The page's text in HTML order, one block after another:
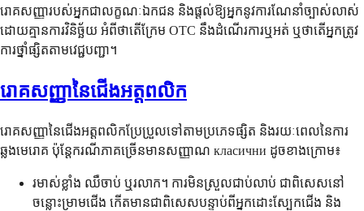
រោគសញ្ញារបស់អ្នកជាលក្ខណៈឯកជន និងផ្តល់ឱ្យអ្នកនូវការណែនាំច្បាស់លាស់
ដោយគ្មានការវិនិច្ឆ័យ អំពីថាតើក្រែម OTC នឹងដំណើរការឬអត់ ឬថាតើអ្នកត្រូវ
ការថ្នាំផ្សិតតាមវេជ្ជបញ្ជា។
រោគសញ្ញានៃជើងអត្តពលិក
រោគសញ្ញានៃជើងអត្តពលិកប្រែប្រួលទៅតាមប្រភេទផ្សិត និងរយៈពេលនៃការ
ឆ្លងមេរោគ ប៉ុន្តែករណីភាគច្រើនមានសញ្ញាណ класични ដូចខាងក្រោម៖
រមាស់ខ្លាំង ឈឺចាប់ ឬរលាក។ ការមិនស្រួលជាប់លាប់ ជាពិសេសនៅ
ចន្លោះម្រាមជើង កើតមានជាពិសេសបន្ទាប់ពីអ្នកដោះស្បែកជើង និង